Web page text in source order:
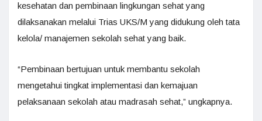
kesehatan dan pembinaan lingkungan sehat yang
dilaksanakan melalui Trias UKS/M yang didukung oleh tata
kelola/ manajemen sekolah sehat yang baik.
“Pembinaan bertujuan untuk membantu sekolah
mengetahui tingkat implementasi dan kemajuan
pelaksanaan sekolah atau madrasah sehat,” ungkapnya.